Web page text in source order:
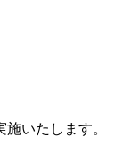
いたします。